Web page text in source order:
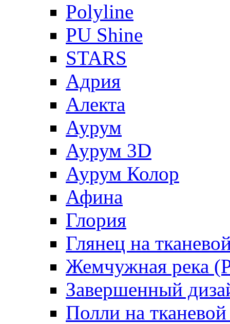
Polyline
PU Shine
STARS
Адрия
Алекта
Аурум
Аурум 3D
Аурум Колор
Афина
Глория
Глянец на
Жемчужная река
Завершенный
Полли на